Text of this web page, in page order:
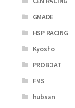
GMADE
HSP RACING
Kyosho
PROBOAT
FMS
hubsan